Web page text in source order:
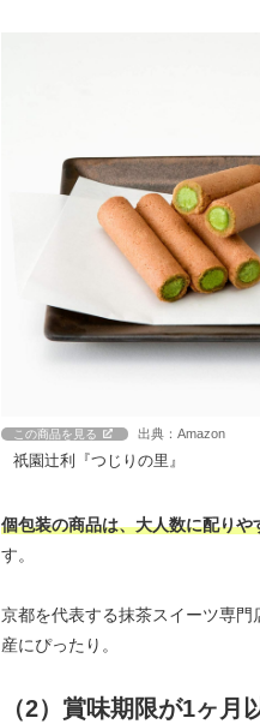
この商品を見る 出典：Amazon
祇園辻利『つじりの里』
個包装の商品は、大人数に配り
す。
京都を代表する抹茶スイーツ専
産にぴったり。
（2）賞味期限が1ヶ月